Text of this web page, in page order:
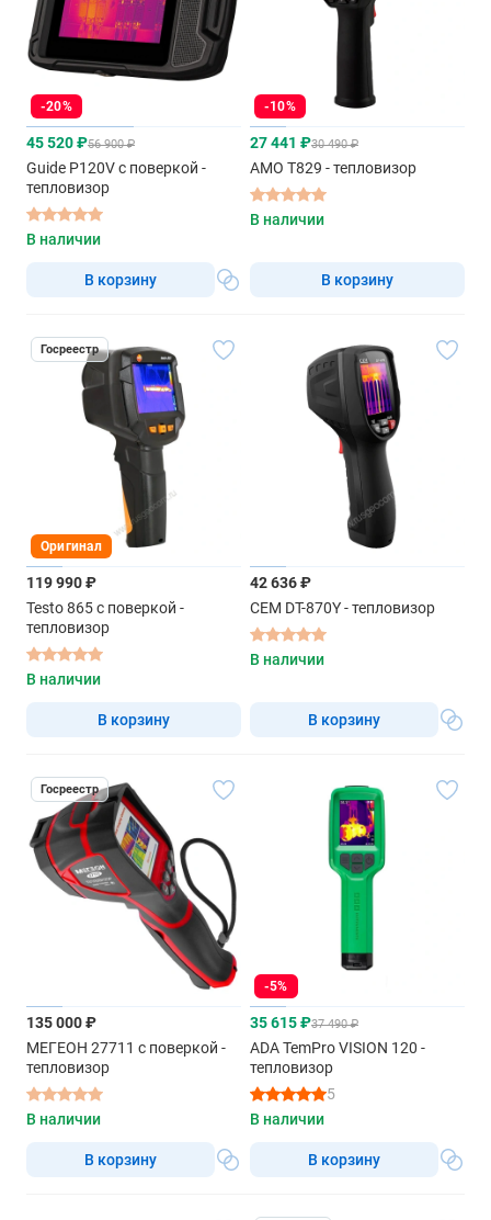
-20%
45 520 ₽56 900 ₽
Guide P120V с поверкой -
тепловизор
В наличии
В корзину
-10%
27 441 ₽30 490 ₽
AMO T829 - тепловизор
В наличии
В корзину
Госреестр
Оригинал
119 990 ₽
Testo 865 с поверкой -
тепловизор
В наличии
В корзину
42 636 ₽
CEM DT-870Y - тепловизор
В наличии
В корзину
Госреестр
135 000 ₽
МЕГЕОН 27711 с поверкой -
тепловизор
В наличии
В корзину
-5%
35 615 ₽37 490 ₽
ADA TemPro VISION 120 -
тепловизор
5
В наличии
В корзину